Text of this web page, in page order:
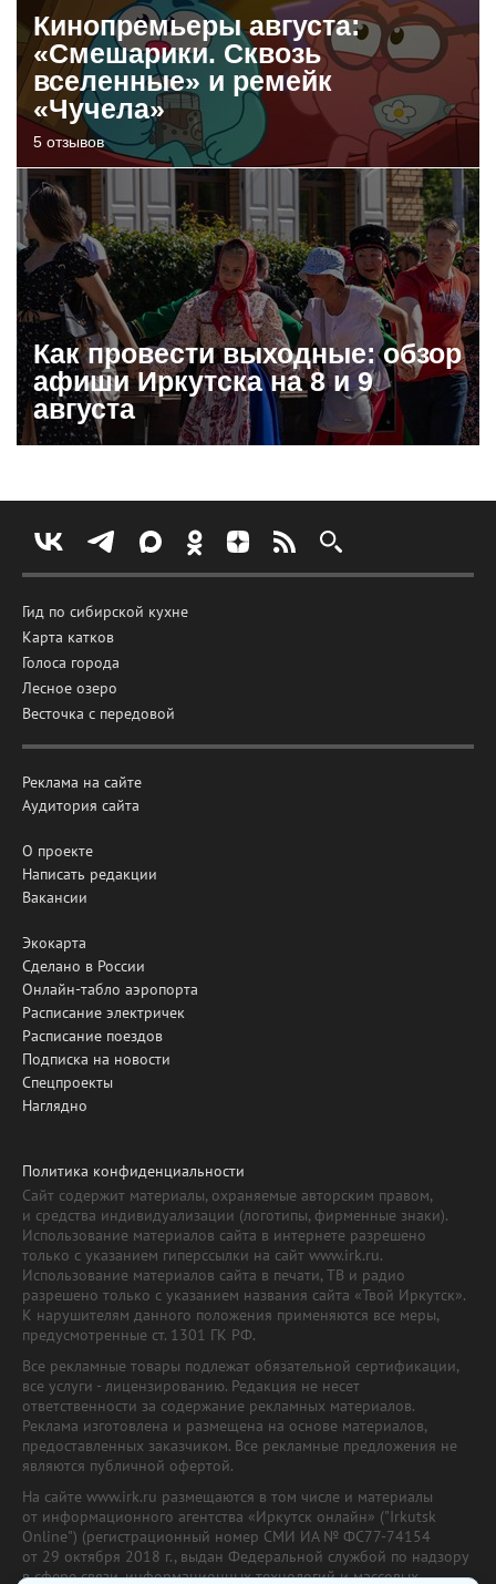
Кинопремьеры августа:
«Смешарики. Сквозь
вселенные» и ремейк
«Чучела»
5 отзывов
Как провести выходные: обзор
афиши Иркутска на 8 и 9
августа
Гид по сибирской кухне
Карта катков
Голоса города
Лесное озеро
Весточка с передовой
Реклама на сайте
Аудитория сайта
О проекте
Написать редакции
Вакансии
Экокарта
Сделано в России
Онлайн-табло аэропорта
Расписание электричек
Расписание поездов
Подписка на новости
Спецпроекты
Наглядно
Политика конфиденциальности
Сайт содержит материалы, охраняемые авторским правом,
и средства индивидуализации (логотипы, фирменные знаки).
Использование материалов сайта в интернете разрешено
только с указанием гиперссылки на сайт www.irk.ru.
Использование материалов сайта в печати, ТВ и радио
разрешено только с указанием названия сайта «Твой Иркутск».
К нарушителям данного положения применяются все меры,
предусмотренные ст. 1301 ГК РФ.
Все рекламные товары подлежат обязательной сертификации,
все услуги - лицензированию. Редакция не несет
ответственности за содержание рекламных материалов.
Реклама изготовлена и размещена на основе материалов,
предоставленных заказчиком. Все рекламные предложения не
являются публичной офертой.
На сайте www.irk.ru размещаются в том числе и материалы
от информационного агентства «Иркутск онлайн» ("Irkutsk
Online") (регистрационный номер СМИ ИА № ФС77-74154
от 29 октября 2018 г., выдан Федеральной службой по надзору
в сфере связи, информационных технологий и массовых